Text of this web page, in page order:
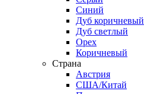
Синий
Дуб коричневый
Дуб светлый
Орех
Коричневый
Страна
Австрия
США/Китай